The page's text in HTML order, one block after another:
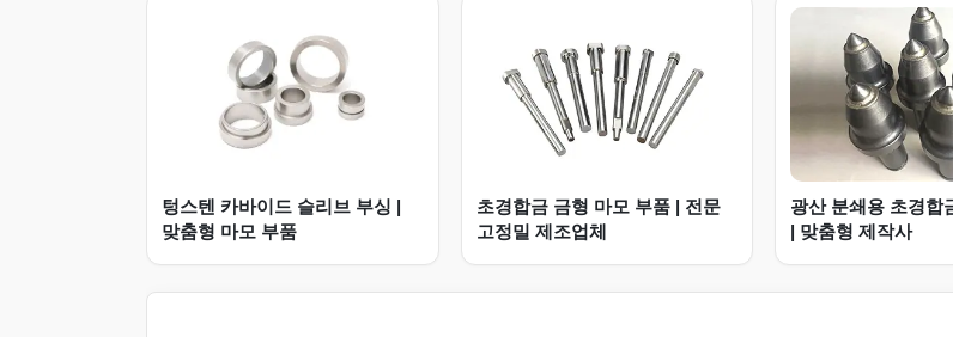
텅스텐 카바이드 슬리브 부싱 |
맞춤형 마모 부품
초경합금 금형 마모 부품 | 전문
고정밀 제조업체
광산 분쇄용 초경합
| 맞춤형 제작사